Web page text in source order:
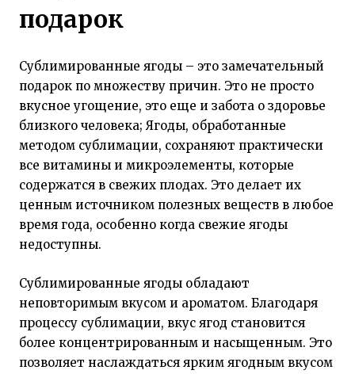
подарок
Сублимированные ягоды – это замечательный
подарок по множеству причин. Это не просто
вкусное угощение, это еще и забота о здоровье
близкого человека; Ягоды, обработанные
методом сублимации, сохраняют практически
все витамины и микроэлементы, которые
содержатся в свежих плодах. Это делает их
ценным источником полезных веществ в любое
время года, особенно когда свежие ягоды
недоступны.
Сублимированные ягоды обладают
неповторимым вкусом и ароматом. Благодаря
процессу сублимации, вкус ягод становится
более концентрированным и насыщенным. Это
позволяет наслаждаться ярким ягодным вкусом